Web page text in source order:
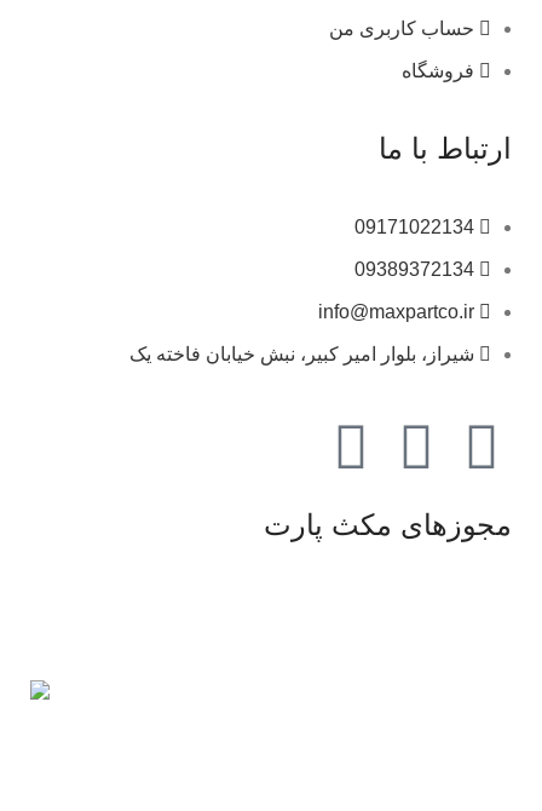
حساب کاربری من
فروشگاه
ارتباط با ما
09171022134
09389372134
info@maxpartco.ir
شیراز، بلوار امیر کبیر، نبش خیابان فاخته یک
مجوزهای مکث پارت